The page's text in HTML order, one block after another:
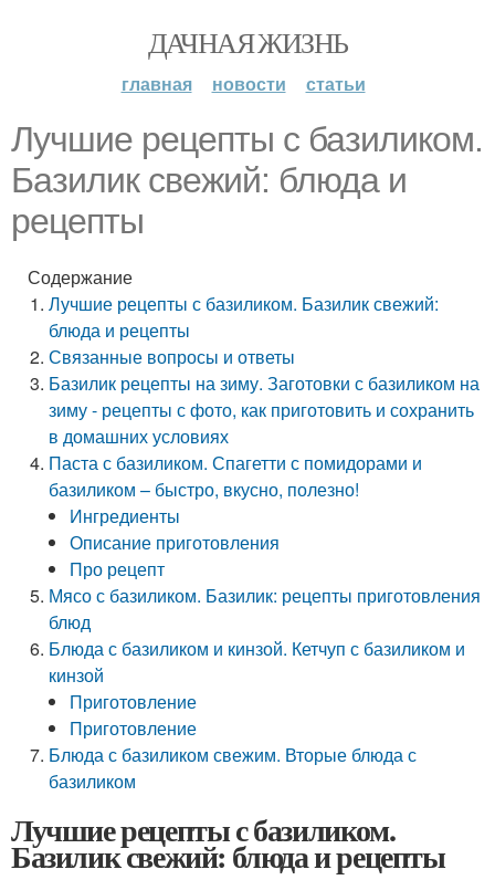
ДАЧНАЯ ЖИЗНЬ
главная новости статьи
Лучшие рецепты с базиликом.
Базилик свежий: блюда и
рецепты
Содержание
Лучшие рецепты с базиликом. Базилик свежий:
блюда и рецепты
Связанные вопросы и ответы
Базилик рецепты на зиму. Заготовки с базиликом на
зиму - рецепты с фото, как приготовить и сохранить
в домашних условиях
Паста с базиликом. Спагетти с помидорами и
базиликом – быстро, вкусно, полезно!
Ингредиенты
Описание приготовления
Про рецепт
Мясо с базиликом. Базилик: рецепты приготовления
блюд
Блюда с базиликом и кинзой. Кетчуп с базиликом и
кинзой
Приготовление
Приготовление
Блюда с базиликом свежим. Вторые блюда с
базиликом
Лучшие рецепты с базиликом.
Базилик свежий: блюда и рецепты